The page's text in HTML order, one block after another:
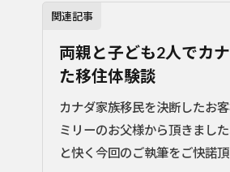
関連記事
両親と子ども2人でカ
た移住体験談
カナダ家族移民を決断したお
ミリーのお父様から頂きまし
と快く今回のご執筆をご快諾